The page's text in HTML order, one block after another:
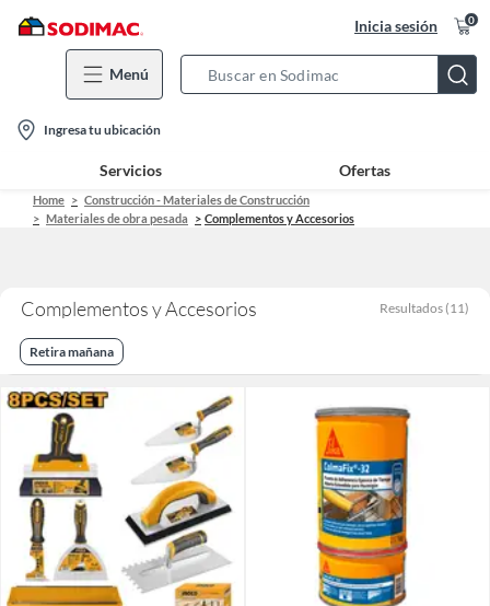
Inicia sesión 0
Menú
Bar
location-
icon
Ingresa tu ubicación
Servicios Ofertas
Home
Construcción - Materiales de Construcción
Materiales de obra pesada
Complementos y Accesorios
Complementos y Accesorios Resultados (11)
Retira mañana